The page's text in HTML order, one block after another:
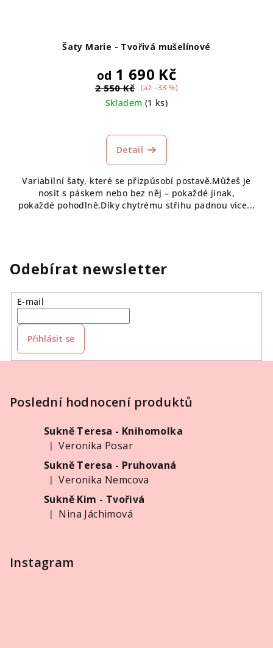
Šaty Marie - Tvořivá mušelínové
od 1 690 Kč
2 550 Kč (až –33 %)
Skladem (1 ks)
Detail
Variabilní šaty, které se přizpůsobí postavě.Můžeš je
nosit s páskem nebo bez něj – pokaždé jinak,
pokaždé pohodlně.Díky chytrému střihu padnou více...
Odebírat newsletter
E-mail
Přihlásit se
Poslední hodnocení produktů
Sukně Teresa - Knihomolka
Hodnocení produktu je 5 z 5 hvězdiček.
|
Veronika Posar
Sukně Teresa - Pruhovaná
Hodnocení produktu je 5 z 5 hvězdiček.
|
Veronika Nemcova
Sukně Kim - Tvořivá
Hodnocení produktu je 5 z 5 hvězdiček.
| Nina Jáchimová
Instagram